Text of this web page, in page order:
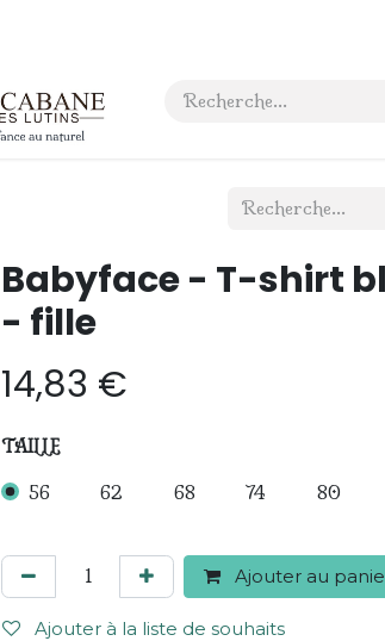
Babyface - T-shirt
- fille
14,83 €
TAILLE
56 62 68 74 80
Ajouter au
Ajouter à la liste de souhaits